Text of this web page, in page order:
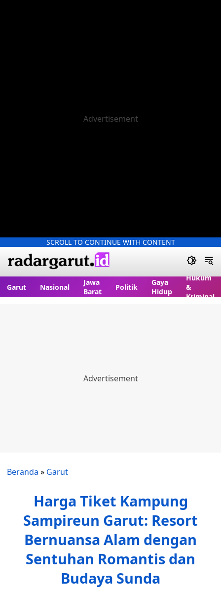
SCROLL TO CONTINUE WITH CONTENT
Garut Nasional
Jawa
Barat
Politik
Gaya
Hidup
Hukum
&
Kriminal
Beranda » Garut
Harga Tiket Kampung
Sampireun Garut: Resort
Bernuansa Alam dengan
Sentuhan Romantis dan
Budaya Sunda